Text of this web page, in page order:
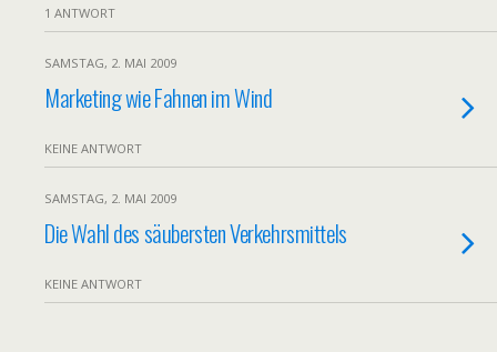
1 ANTWORT
SAMSTAG, 2. MAI 2009
Marketing wie Fahnen im Wind
KEINE ANTWORT
SAMSTAG, 2. MAI 2009
Die Wahl des säubersten Verkehrsmittels
KEINE ANTWORT